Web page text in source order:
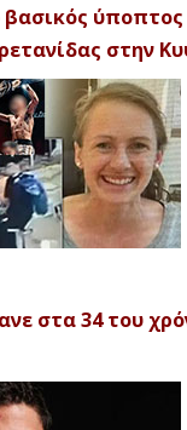
βασικός ύποπτος
στην
στα 34 του